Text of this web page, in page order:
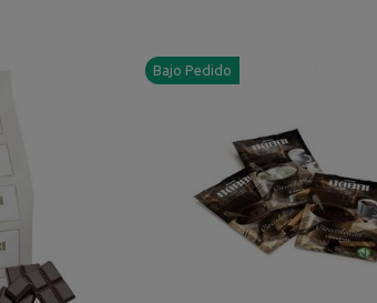
Bajo Pedido